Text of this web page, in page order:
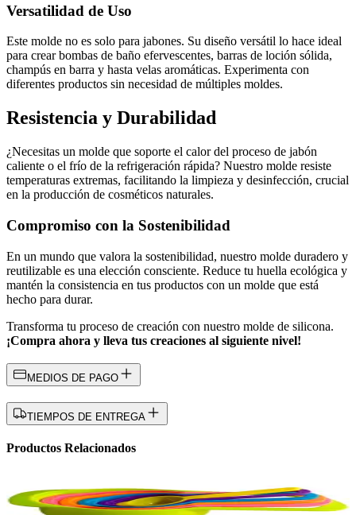
Versatilidad de Uso
Este molde no es solo para jabones. Su diseño versátil lo hace ideal
para crear bombas de baño efervescentes, barras de loción sólida,
champús en barra y hasta velas aromáticas. Experimenta con
diferentes productos sin necesidad de múltiples moldes.
Resistencia y Durabilidad
¿Necesitas un molde que soporte el calor del proceso de jabón
caliente o el frío de la refrigeración rápida? Nuestro molde resiste
temperaturas extremas, facilitando la limpieza y desinfección, crucial
en la producción de cosméticos naturales.
Compromiso con la Sostenibilidad
En un mundo que valora la sostenibilidad, nuestro molde duradero y
reutilizable es una elección consciente. Reduce tu huella ecológica y
mantén la consistencia en tus productos con un molde que está
hecho para durar.
Transforma tu proceso de creación con nuestro molde de silicona.
¡Compra ahora y lleva tus creaciones al siguiente nivel!
MEDIOS DE PAGO
TIEMPOS DE ENTREGA
Productos Relacionados